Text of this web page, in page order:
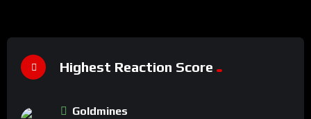
Highest Reaction Score
Goldmines